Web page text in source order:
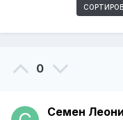
0
Семен